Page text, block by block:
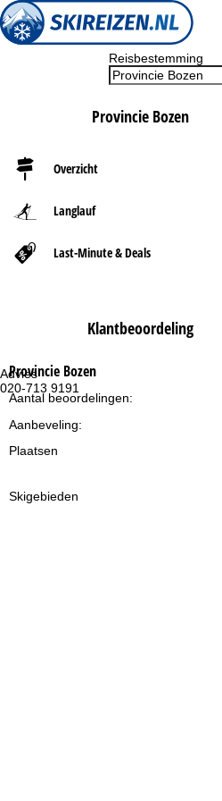
Advies
020-713 9191
Reisbestemming
Provincie Bozen
Overzicht
Langlauf
Last-Minute & Deals
Klantbeoordeling
Provincie Bozen
Aantal beoordelingen:
Aanbeveling:
Plaatsen
Skigebieden